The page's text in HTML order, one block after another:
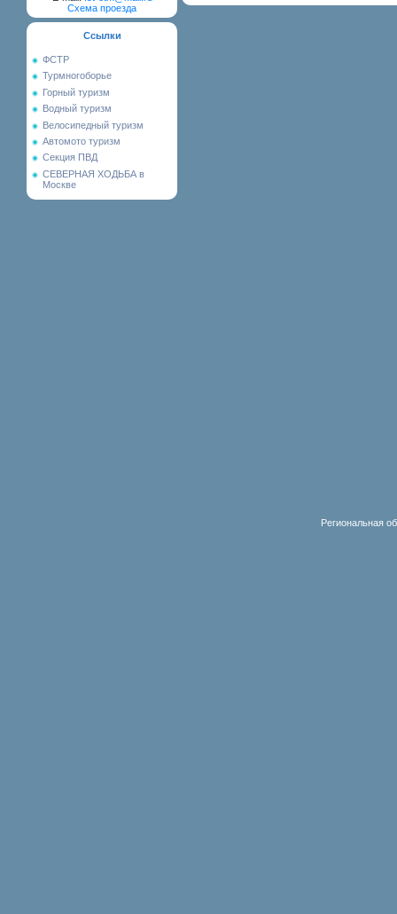
Схема проезда
Ссылки
ФСТР
Турмногоборье
Горный туризм
Водный туризм
Велосипедный туризм
Автомото туризм
Секция ПВД
СЕВЕРНАЯ ХОДЬБА в
Москве
Региональная